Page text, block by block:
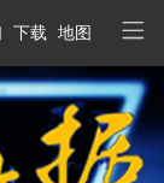
下载 地图